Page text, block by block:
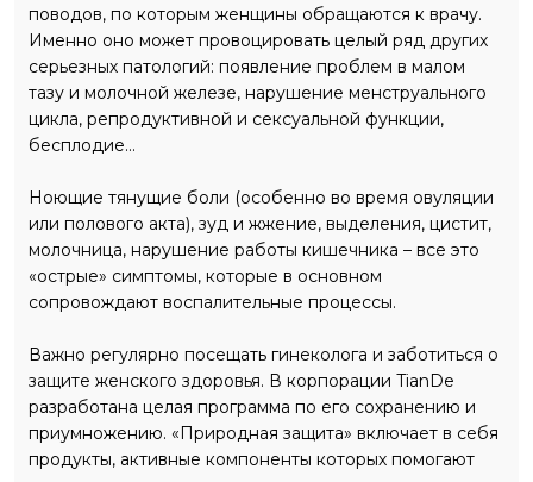
поводов, по которым женщины обращаются к врачу.
Именно оно может провоцировать целый ряд других
серьезных патологий: появление проблем в малом
тазу и молочной железе, нарушение менструального
цикла, репродуктивной и сексуальной функции,
бесплодие…
Ноющие тянущие боли (особенно во время овуляции
или полового акта), зуд и жжение, выделения, цистит,
молочница, нарушение работы кишечника – все это
«острые» симптомы, которые в основном
сопровождают воспалительные процессы.
Важно регулярно посещать гинеколога и заботиться о
защите женского здоровья. В корпорации TianDe
разработана целая программа по его сохранению и
приумножению. «Природная защита» включает в себя
продукты, активные компоненты которых помогают